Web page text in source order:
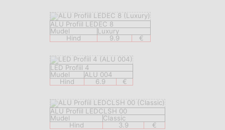
ALU Profiil LEDEC 8
Mudel
Luxury
Hind
9.9 €
LED Profiil 4
Mudel
ALU 004
Hind
6.9 €
ALU Profiil LEDCLSH 00
Mudel
Classic
Hind
3.9 €